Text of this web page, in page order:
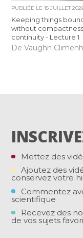
PUBLIÉE LE15 JUILLET
Keeping things
without
continuity - Lecture 1
De Vaughn
Mettez des
Ajoutez des
conservez votre
Commentez
scientifique
Recevez des
de vos sujets